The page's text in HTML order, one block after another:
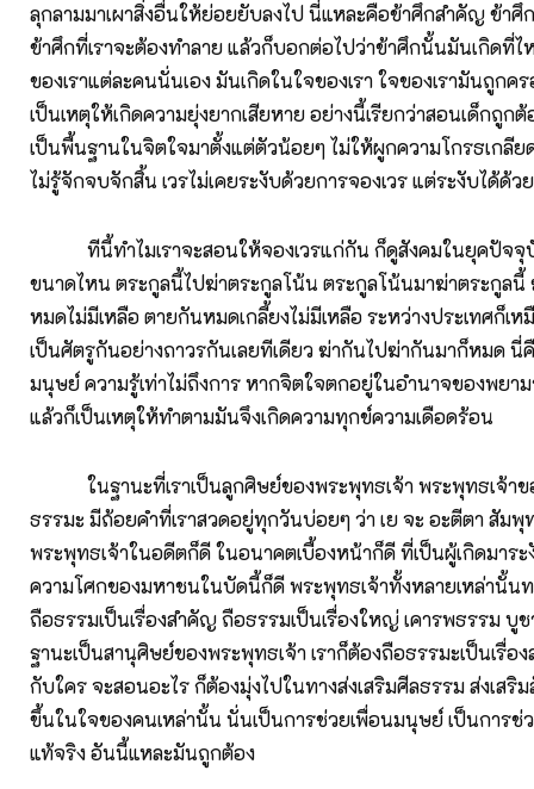
ลุกลามมาเผาสิ่งอื่นให้ย่อยยับลงไป นี่แหละคือข้าศึกสำคัญ ข้าศึ
ข้าศึกที่เราจะต้องทำลาย แล้วก็บอกต่อไปว่าข้าศึกนั้นมันเกิดที่
ของเราแต่ละคนนั่นเอง มันเกิดในใจของเรา ใจของเรามันถูกค
เป็นเหตุให้เกิดความยุ่งยากเสียหาย อย่างนี้เรียกว่าสอนเด็กถูก
เป็นพื้นฐานในจิตใจมาตั้งแต่ตัวน้อยๆ ไม่ให้ผูกความโกรธเกลี
ไม่รู้จักจบจักสิ้น เวรไม่เคยระงับด้วยการจองเวร แต่ระงับได้ด้ว
ทีนี้ทำไมเราจะสอนให้จองเวรแก่กัน ก็ดูสังคมในยุคปัจจุ
ขนาดไหน ตระกูลนี้ไปฆ่าตระกูลโน้น ตระกูลโน้นมาฆ่าตระกูล
หมดไม่มีเหลือ ตายกันหมดเกลี้ยงไม่มีเหลือ ระหว่างประเทศก็เห
เป็นศัตรูกันอย่างถาวรกันเลยทีเดียว ฆ่ากันไปฆ่ากันมาก็หมด นี่
มนุษย์ ความรู้เท่าไม่ถึงการ หากจิตใจตกอยู่ในอำนาจของพยาม
แล้วก็เป็นเหตุให้ทำตามมันจึงเกิดความทุกข์ความเดือดร้อน
ในฐานะที่เราเป็นลูกศิษย์ของพระพุทธเจ้า พระพุทธเจ้าขอ
ธรรมะ มีถ้อยคำที่เราสวดอยู่ทุกวันบ่อยๆ ว่า เย จะ อะตีตา สัมพุ
พระพุทธเจ้าในอดีตก็ดี ในอนาคตเบื้องหน้าก็ดี ที่เป็นผู้เกิดมาร
ความโศกของมหาชนในบัดนี้ก็ดี พระพุทธเจ้าทั้งหลายเหล่านั้น
ถือธรรมเป็นเรื่องสำคัญ ถือธรรมเป็นเรื่องใหญ่ เคารพธรรม บูช
ฐานะเป็นสานุศิษย์ของพระพุทธเจ้า เราก็ต้องถือธรรมะเป็นเรื่อ
กับใคร จะสอนอะไร ก็ต้องมุ่งไปในทางส่งเสริมศีลธรรม ส่งเสริ
ขึ้นในใจของคนเหล่านั้น นั่นเป็นการช่วยเพื่อนมนุษย์ เป็นการช่
แท้จริง อันนี้แหละมันถูกต้อง